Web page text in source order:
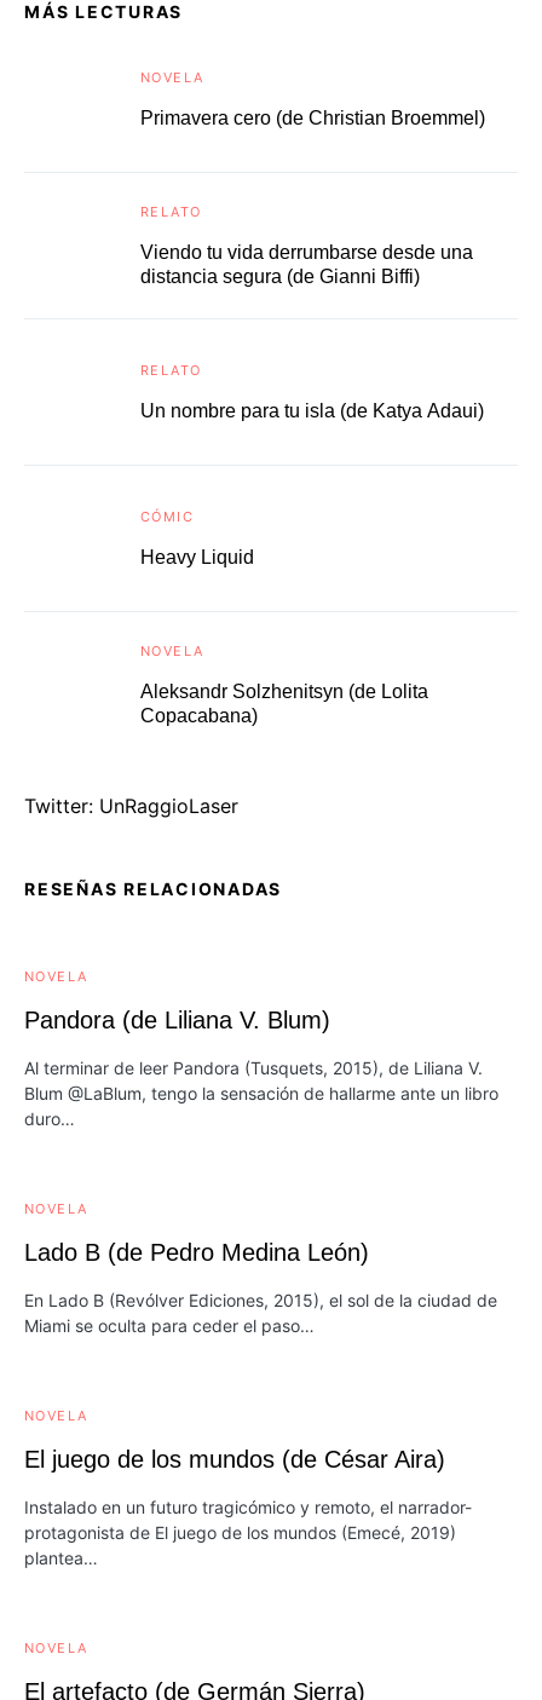
MÁS LECTURAS
NOVELA
Primavera cero (de Christian Broemmel)
RELATO
Viendo tu vida derrumbarse desde una
distancia segura (de Gianni Biffi)
RELATO
Un nombre para tu isla (de Katya Adaui)
CÓMIC
Heavy Liquid
NOVELA
Aleksandr Solzhenitsyn (de Lolita
Copacabana)
Twitter: UnRaggioLaser
RESEÑAS RELACIONADAS
NOVELA
Pandora (de Liliana V. Blum)
Al terminar de leer Pandora (Tusquets, 2015), de Liliana V.
Blum @LaBlum, tengo la sensación de hallarme ante un libro
duro…
NOVELA
Lado B (de Pedro Medina León)
En Lado B (Revólver Ediciones, 2015), el sol de la ciudad de
Miami se oculta para ceder el paso…
NOVELA
El juego de los mundos (de César Aira)
Instalado en un futuro tragicómico y remoto, el narrador-
protagonista de El juego de los mundos (Emecé, 2019)
plantea…
NOVELA
El artefacto (de Germán Sierra)